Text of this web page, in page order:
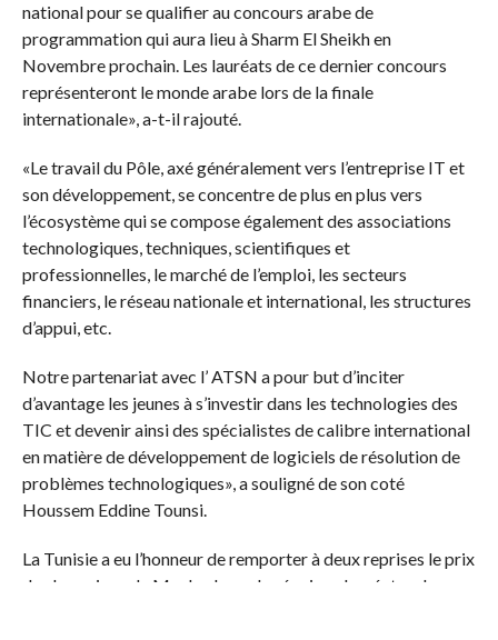
national pour se qualifier au concours arabe de
programmation qui aura lieu à Sharm El Sheikh en
Novembre prochain. Les lauréats de ce dernier concours
représenteront le monde arabe lors de la finale
internationale», a-t-il rajouté.
«Le travail du Pôle, axé généralement vers l’entreprise IT et
son développement, se concentre de plus en plus vers
l’écosystème qui se compose également des associations
technologiques, techniques, scientifiques et
professionnelles, le marché de l’emploi, les secteurs
financiers, le réseau nationale et international, les structures
d’appui, etc.
Notre partenariat avec l’ ATSN a pour but d’inciter
d’avantage les jeunes à s’investir dans les technologies des
TIC et devenir ainsi des spécialistes de calibre international
en matière de développement de logiciels de résolution de
problèmes technologiques», a souligné de son coté
Houssem Eddine Tounsi.
La Tunisie a eu l’honneur de remporter à deux reprises le prix
de champions du Maghreb par les équipes lauréates des